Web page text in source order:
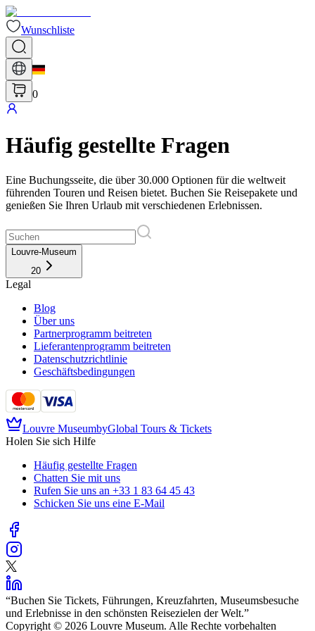
Wunschliste
0
Häufig gestellte Fragen
Eine Buchungsseite, die über 30.000 Optionen für die weltweit
führenden Touren und Reisen bietet. Buchen Sie Reisepakete und
genießen Sie Ihren Urlaub mit verschiedenen Erlebnissen.
Louvre-Museum
20
Legal
Blog
Über uns
Partnerprogramm beitreten
Lieferantenprogramm beitreten
Datenschutzrichtlinie
Geschäftsbedingungen
Louvre MuseumbyGlobal Tours & Tickets
Holen Sie sich Hilfe
Häufig gestellte Fragen
Chatten Sie mit uns
Rufen Sie uns an +33 1 83 64 45 43
Schicken Sie uns eine E-Mail
“Buchen Sie Tickets, Führungen, Kreuzfahrten, Museumsbesuche
und Erlebnisse in den schönsten Reisezielen der Welt.”
Copyright © 2026 Louvre Museum. Alle Rechte vorbehalten